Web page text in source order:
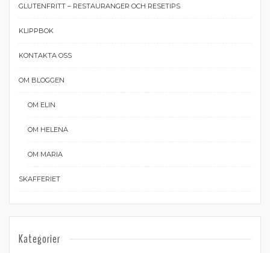
GLUTENFRITT – RESTAURANGER OCH RESETIPS
KLIPPBOK
KONTAKTA OSS
OM BLOGGEN
OM ELIN
OM HELENA
OM MARIA
SKAFFERIET
Kategorier